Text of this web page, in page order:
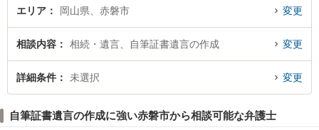
で土日や夜間に発生した自筆証書遺言の作成のトラブルを今すぐに弁護士に相
の弁護士に相談予約したい』などでお困りの相談者さんにおすすめです。
エリア 岡山県、赤磐市 変更
相談内容 相続・遺言、自筆証書遺言の作成 変更
詳細条件 未選択 変更
自筆証書遺言の作成に強い赤磐市から相談可能な弁護士